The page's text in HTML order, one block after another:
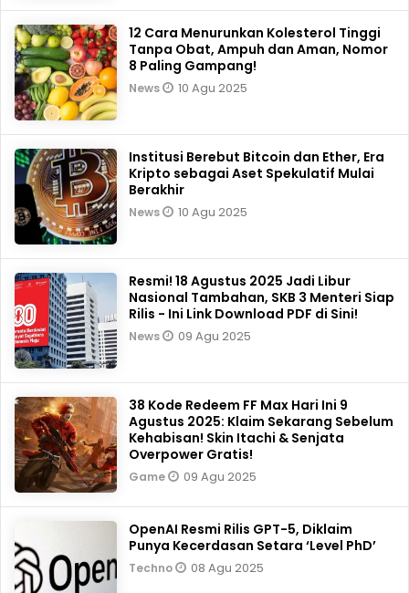
12 Cara Menurunkan Kolesterol Tinggi
Tanpa Obat, Ampuh dan Aman, Nomor
8 Paling Gampang!
News 10 Agu 2025
Institusi Berebut Bitcoin dan Ether, Era
Kripto sebagai Aset Spekulatif Mulai
Berakhir
News 10 Agu 2025
Resmi! 18 Agustus 2025 Jadi Libur
Nasional Tambahan, SKB 3 Menteri Siap
Rilis - Ini Link Download PDF di Sini!
News 09 Agu 2025
38 Kode Redeem FF Max Hari Ini 9
Agustus 2025: Klaim Sekarang Sebelum
Kehabisan! Skin Itachi & Senjata
Overpower Gratis!
Game 09 Agu 2025
OpenAI Resmi Rilis GPT-5, Diklaim
Punya Kecerdasan Setara ‘Level PhD’
Techno 08 Agu 2025